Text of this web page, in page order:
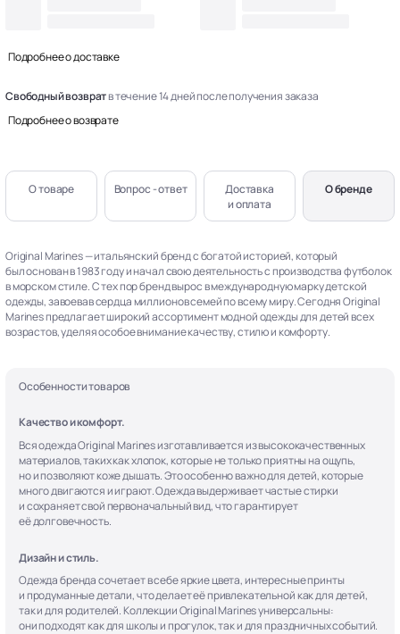
Подробнее о доставке
Свободный возвратв течение 14 дней после получения заказа
Подробнее о возврате
О товаре Вопрос - ответ
Доставка
и оплата
О бренде
Original Marines — итальянский бренд с богатой историей, который
был основан в 1983 году и начал свою деятельность с производства футболок
в морском стиле. С тех пор бренд вырос в международную марку детской
одежды, завоевав сердца миллионов семей по всему миру. Сегодня Original
Marines предлагает широкий ассортимент модной одежды для детей всех
возрастов, уделяя особое внимание качеству, стилю и комфорту.
Особенности товаров
Качество и комфорт.
Вся одежда Original Marines изготавливается из высококачественных
материалов, таких как хлопок, которые не только приятны на ощупь,
но и позволяют коже дышать. Это особенно важно для детей, которые
много двигаются и играют. Одежда выдерживает частые стирки
и сохраняет свой первоначальный вид, что гарантирует
её долговечность.
Дизайн и стиль.
Одежда бренда сочетает в себе яркие цвета, интересные принты
и продуманные детали, что делает её привлекательной как для детей,
так и для родителей. Коллекции Original Marines универсальны:
они подходят как для школы и прогулок, так и для праздничных событий.